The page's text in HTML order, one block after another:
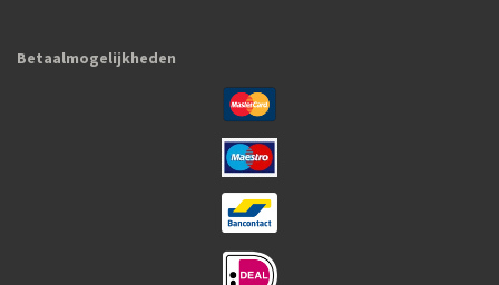
Betaalmogelijkheden